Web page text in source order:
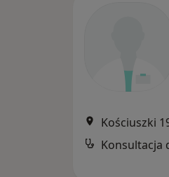
Kościuszki
Konsultacja